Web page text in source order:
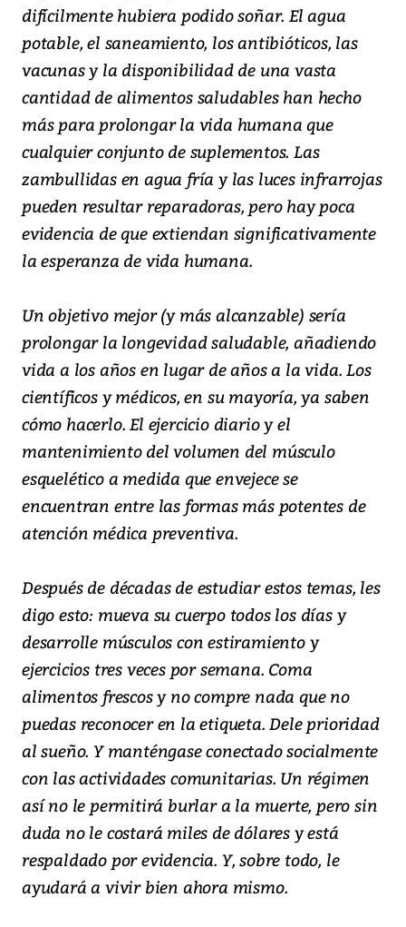
difícilmente hubiera podido soñar. El agua
potable, el saneamiento, los antibióticos, las
vacunas y la disponibilidad de una vasta
cantidad de alimentos saludables han hecho
más para prolongar la vida humana que
cualquier conjunto de suplementos. Las
zambullidas en agua fría y las luces infrarrojas
pueden resultar reparadoras, pero hay poca
evidencia de que extiendan significativamente
la esperanza de vida humana.
Un objetivo mejor (y más alcanzable) sería
prolongar la longevidad saludable, añadiendo
vida a los años en lugar de años a la vida. Los
científicos y médicos, en su mayoría, ya saben
cómo hacerlo. El ejercicio diario y el
mantenimiento del volumen del músculo
esquelético a medida que envejece se
encuentran entre las formas más potentes de
atención médica preventiva.
Después de décadas de estudiar estos temas, les
digo esto: mueva su cuerpo todos los días y
desarrolle músculos con estiramiento y
ejercicios tres veces por semana. Coma
alimentos frescos y no compre nada que no
puedas reconocer en la etiqueta. Dele prioridad
al sueño. Y manténgase conectado socialmente
con las actividades comunitarias. Un régimen
así no le permitirá burlar a la muerte, pero sin
duda no le costará miles de dólares y está
respaldado por evidencia. Y, sobre todo, le
ayudará a vivir bien ahora mismo.